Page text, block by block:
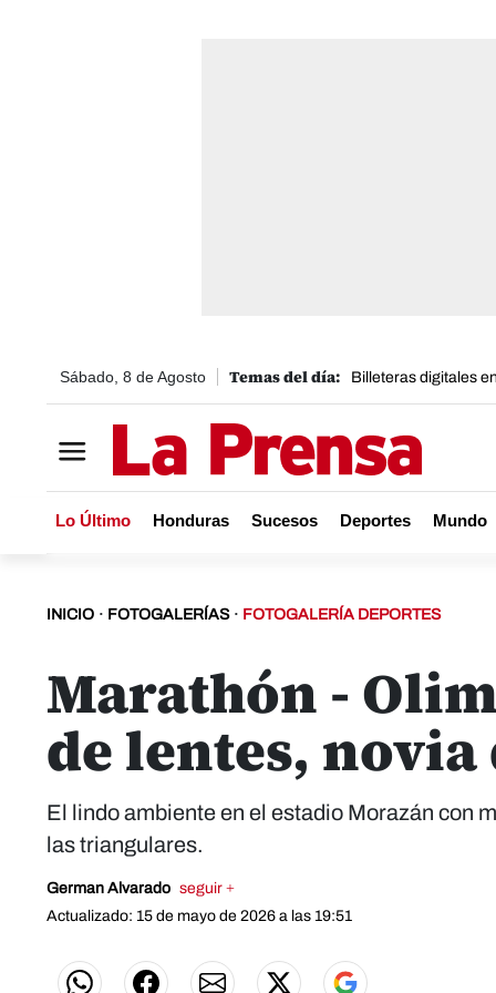
Sábado, 8 de Agosto Billeteras digitales
Lo Último Honduras Sucesos Deportes Mundo
INICIO · FOTOGALERÍAS · FOTOGALERÍA DEPORTES
Marathón -
de lentes,
El lindo ambiente en el estadio Morazán con
las triangulares.
German Alvarado seguir +
Actualizado: 15 de mayo de 2026 a las 19:51